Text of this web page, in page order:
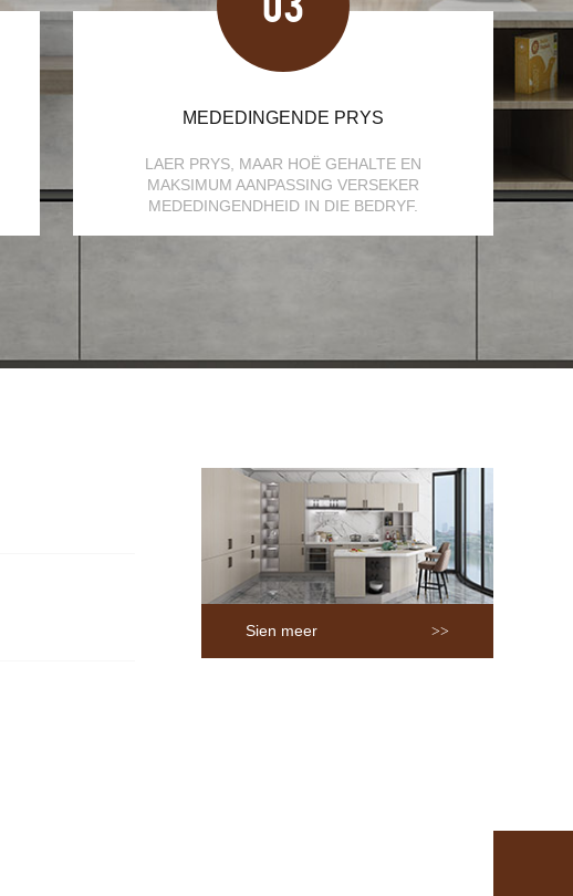
MEDEDINGENDE PRYS
LAER PRYS, MAAR HOË GEHALTE EN
MAKSIMUM AANPASSING VERSEKER
MEDEDINGENDHEID IN DIE BEDRYF.
Sien meer